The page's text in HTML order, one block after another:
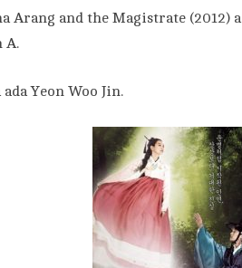
Arang and the Magistrate (2012)
A.
Yeon Woo Jin.